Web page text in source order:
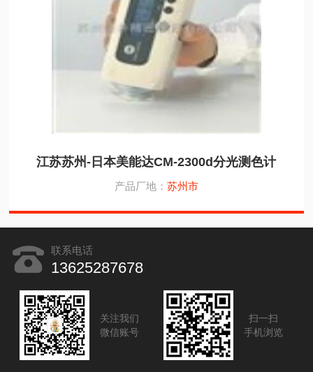
江苏苏州-日本美能达CM-2300d分光测色计
产品厂地： 苏州市
联系电话
13625287678
关注我们
微信账号
扫一扫
手机浏览